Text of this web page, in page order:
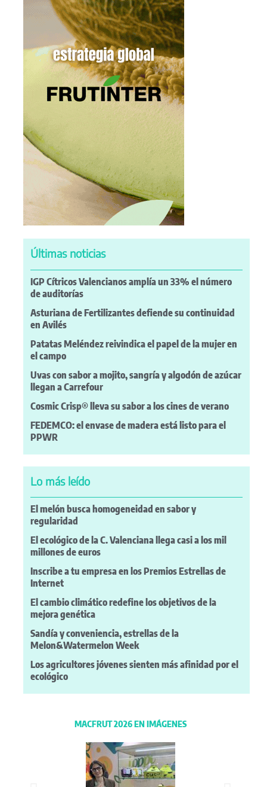
Últimas noticias
IGP Cítricos Valencianos amplía un 33% el número
de auditorías
Asturiana de Fertilizantes defiende su continuidad
en Avilés
Patatas Meléndez reivindica el papel de la mujer en
el campo
Uvas con sabor a mojito, sangría y algodón de azúcar
llegan a Carrefour
Cosmic Crisp® lleva su sabor a los cines de verano
FEDEMCO: el envase de madera está listo para el
PPWR
Lo más leído
El melón busca homogeneidad en sabor y
regularidad
El ecológico de la C. Valenciana llega casi a los mil
millones de euros
Inscribe a tu empresa en los Premios Estrellas de
Internet
El cambio climático redefine los objetivos de la
mejora genética
Sandía y conveniencia, estrellas de la
Melon&Watermelon Week
Los agricultores jóvenes sienten más afinidad por el
ecológico
MACFRUT 2026 EN IMÁGENES